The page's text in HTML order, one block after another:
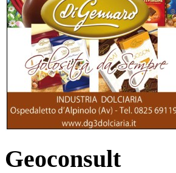
Geoconsult